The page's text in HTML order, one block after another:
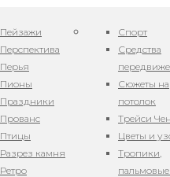
Пейзажи
Перспектива
Перья
Пионы
Праздники
Прованс
Птицы
Разрез камня
Ретро
Спорт
Средства
Сюжеты на
потолок
Трейси
Цветы и
Тропики,
пальмовые